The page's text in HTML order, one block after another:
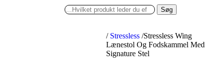
Søg
/ Stressless /Stressless Wing
Lænestol Og Fodskammel Med
Signature Stel